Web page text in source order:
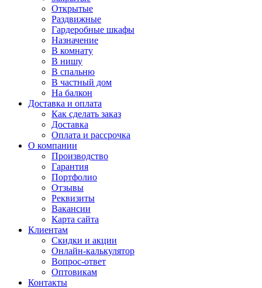
Открытые
Раздвижные
Гардеробные шкафы
Назначение
В комнату
В нишу
В спальню
В частный дом
На балкон
Доставка и оплата
Как сделать заказ
Доставка
Оплата и рассрочка
О компании
Производство
Гарантия
Портфолио
Отзывы
Реквизиты
Вакансии
Карта сайта
Клиентам
Скидки и акции
Онлайн-калькулятор
Вопрос-ответ
Оптовикам
Контакты